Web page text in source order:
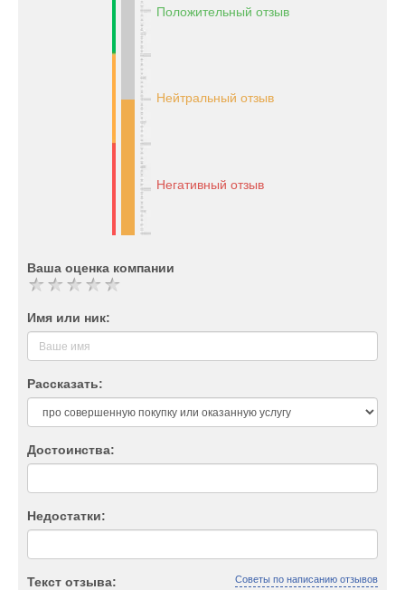
Положительный отзыв
Нейтральный отзыв
Негативный отзыв
Ваша оценка компании
Имя или ник:
Рассказать:
Достоинства:
Недостатки:
Текст отзыва: Советы по написанию отзывов